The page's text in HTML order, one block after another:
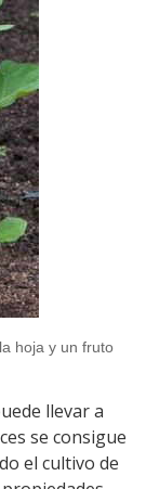
hoja y un fruto
llevar a
se consigue
el cultivo de